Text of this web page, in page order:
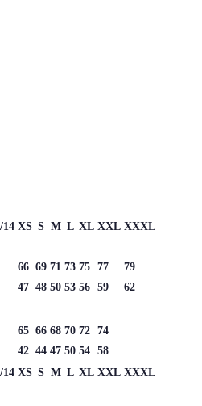
14 XS S M L XL XXL XXXL
66 69 71 73 75 77
79
47 48 50 53 56 59
62
65 66 68 70 72 74
42 44 47 50 54 58
14 XS S M L XL XXL XXXL